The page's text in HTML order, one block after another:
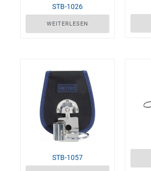
STB-1026
WEITERLESEN
STB-1057